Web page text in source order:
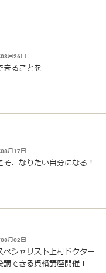
月26日
きることを
月17日
そ、なりたい自分になる！
月02日
ペシャリスト上村ドクター
講できる資格講座開催！